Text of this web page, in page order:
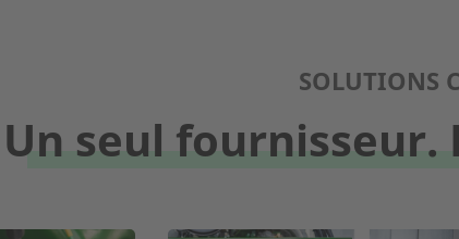
SOLUTIONS
Un seul fournisseur.